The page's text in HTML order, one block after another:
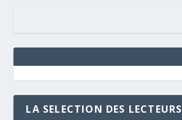
LA SELECTION DES LECTEURS